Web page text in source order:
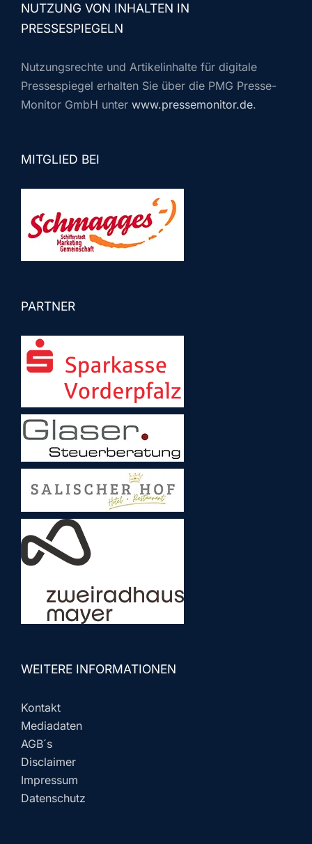
NUTZUNG VON INHALTEN IN
PRESSESPIEGELN
Nutzungsrechte und Artikelinhalte für digitale
Pressespiegel erhalten Sie über die PMG Presse-
Monitor GmbH unter www.pressemonitor.de.
MITGLIED BEI
PARTNER
WEITERE INFORMATIONEN
Kontakt
Mediadaten
AGB´s
Disclaimer
Impressum
Datenschutz